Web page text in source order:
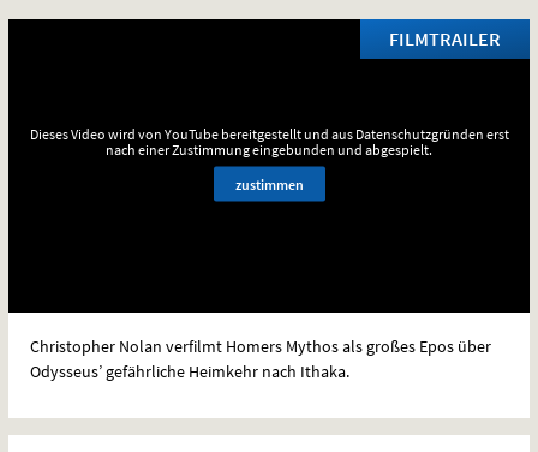
FILMTRAILER
Dieses Video wird von YouTube bereitgestellt und aus Datenschutzgründen erst
nach einer Zustimmung eingebunden und abgespielt.
zustimmen
Christopher Nolan verfilmt Homers Mythos als großes Epos über
Odysseus’ gefährliche Heimkehr nach Ithaka.